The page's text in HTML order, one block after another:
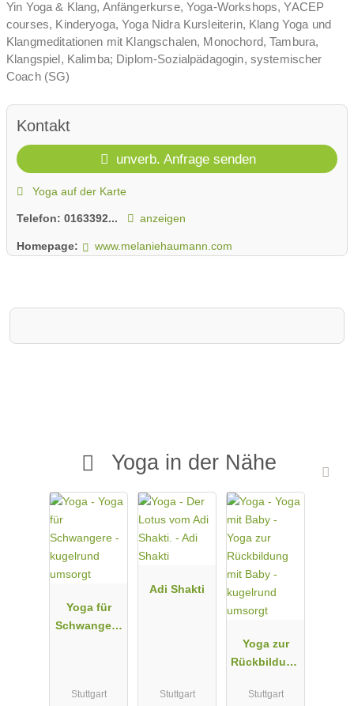
Yin Yoga & Klang, Anfängerkurse, Yoga-Workshops, YACEP
courses, Kinderyoga, Yoga Nidra Kursleiterin, Klang Yoga und
Klangmeditationen mit Klangschalen, Monochord, Tambura,
Klangspiel, Kalimba; Diplom-Sozialpädagogin, systemischer
Coach (SG)
Kontakt
unverb. Anfrage senden
Yoga auf der Karte
Telefon: 0163392... anzeigen
Homepage: www.melaniehaumann.com
Yoga in der Nähe
Yoga für
Schwangere
Stuttgart
Adi Shakti
Stuttgart
Yoga zur
Rückbildung
kugelrund
Stuttgart